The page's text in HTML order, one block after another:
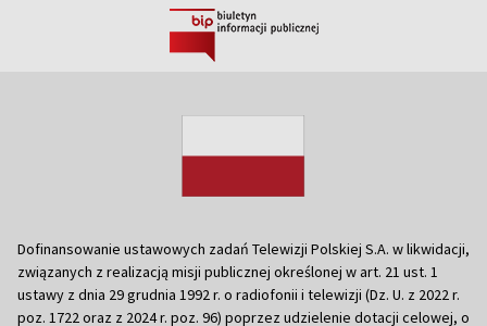
Dofinansowanie ustawowych zadań Telewizji Polskiej S.A. w likwidacji,
związanych z realizacją misji publicznej określonej w art. 21 ust. 1
ustawy z dnia 29 grudnia 1992 r. o radiofonii i telewizji (Dz. U. z 2022 r.
poz. 1722 oraz z 2024 r. poz. 96) poprzez udzielenie dotacji celowej, o